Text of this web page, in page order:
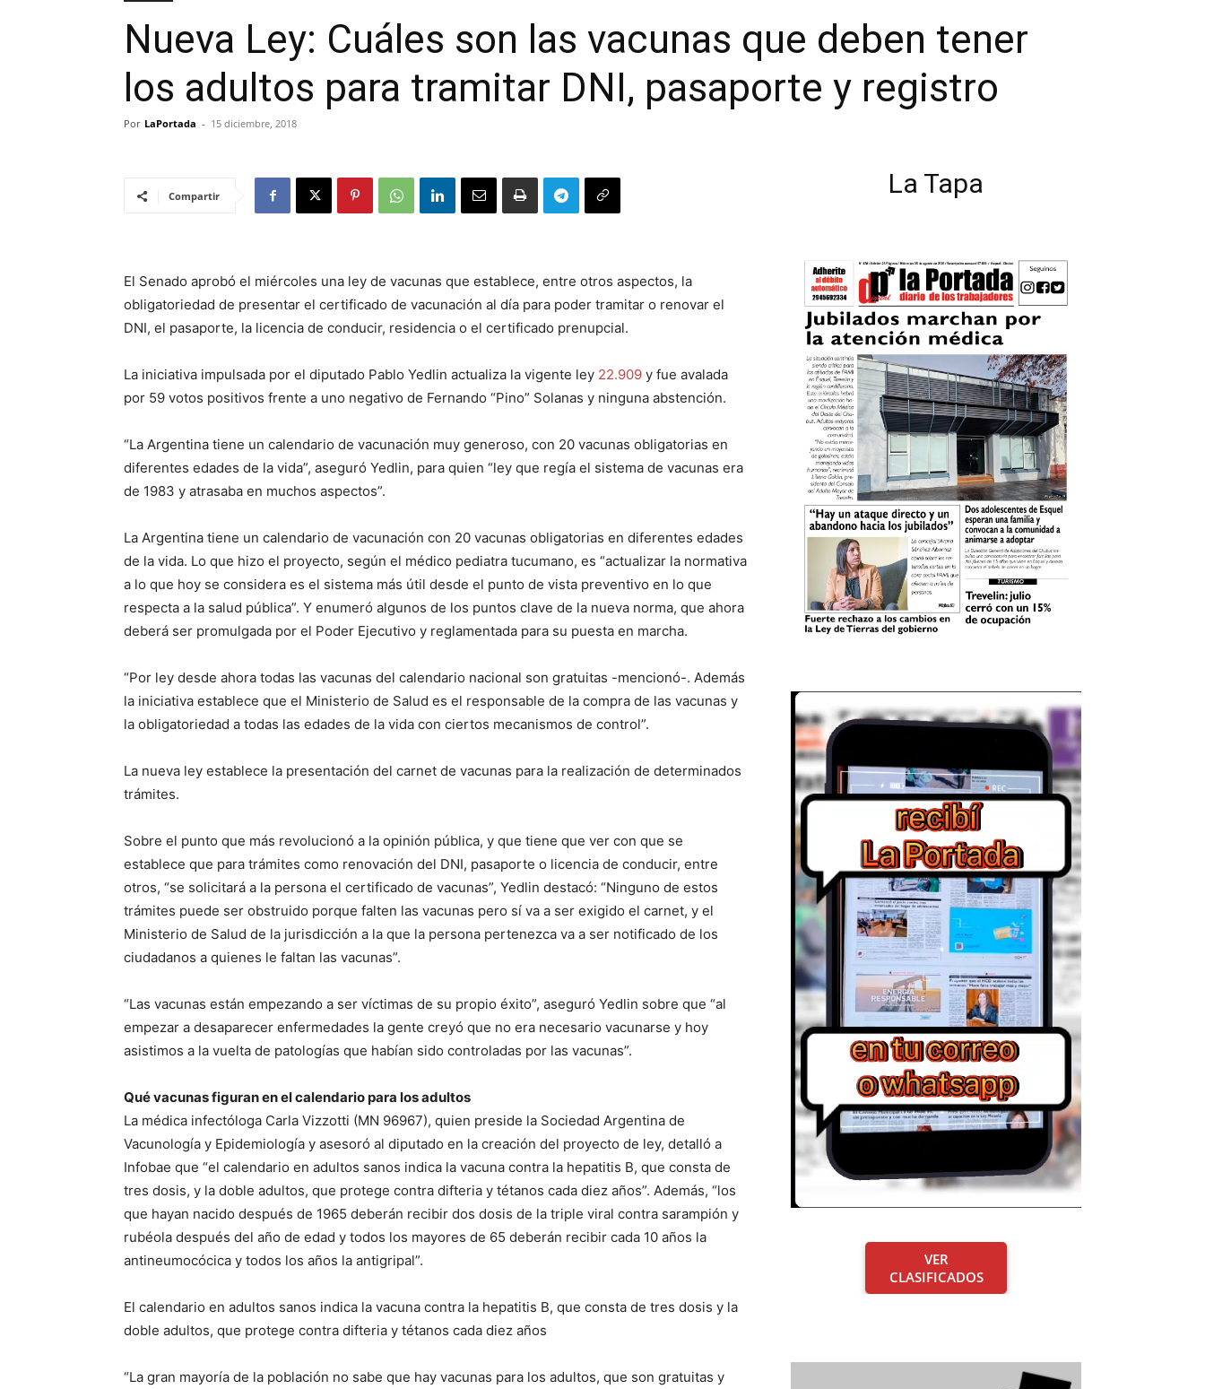
Nueva Ley: Cuáles son las vacunas que deben tener
los adultos para tramitar DNI, pasaporte y registro
Por LaPortada - 15 diciembre, 2018
Compartir
El Senado aprobó el miércoles una ley de vacunas que establece, entre otros aspectos, la
obligatoriedad de presentar el certificado de vacunación al día para poder tramitar o renovar el
DNI, el pasaporte, la licencia de conducir, residencia o el certificado prenupcial.
La iniciativa impulsada por el diputado Pablo Yedlin actualiza la vigente ley 22.909 y fue avalada
por 59 votos positivos frente a uno negativo de Fernando “Pino” Solanas y ninguna abstención.
“La Argentina tiene un calendario de vacunación muy generoso, con 20 vacunas obligatorias en
diferentes edades de la vida”, aseguró Yedlin, para quien “ley que regía el sistema de vacunas era
de 1983 y atrasaba en muchos aspectos”.
La Argentina tiene un calendario de vacunación con 20 vacunas obligatorias en diferentes edades
de la vida. Lo que hizo el proyecto, según el médico pediatra tucumano, es “actualizar la normativa
a lo que hoy se considera es el sistema más útil desde el punto de vista preventivo en lo que
respecta a la salud pública”. Y enumeró algunos de los puntos clave de la nueva norma, que ahora
deberá ser promulgada por el Poder Ejecutivo y reglamentada para su puesta en marcha.
“Por ley desde ahora todas las vacunas del calendario nacional son gratuitas -mencionó-. Además
la iniciativa establece que el Ministerio de Salud es el responsable de la compra de las vacunas y
la obligatoriedad a todas las edades de la vida con ciertos mecanismos de control”.
La nueva ley establece la presentación del carnet de vacunas para la realización de determinados
trámites.
Sobre el punto que más revolucionó a la opinión pública, y que tiene que ver con que se
establece que para trámites como renovación del DNI, pasaporte o licencia de conducir, entre
otros, “se solicitará a la persona el certificado de vacunas”, Yedlin destacó: “Ninguno de estos
trámites puede ser obstruido porque falten las vacunas pero sí va a ser exigido el carnet, y el
Ministerio de Salud de la jurisdicción a la que la persona pertenezca va a ser notificado de los
ciudadanos a quienes le faltan las vacunas”.
“Las vacunas están empezando a ser víctimas de su propio éxito”, aseguró Yedlin sobre que “al
empezar a desaparecer enfermedades la gente creyó que no era necesario vacunarse y hoy
asistimos a la vuelta de patologías que habían sido controladas por las vacunas”.
Qué vacunas figuran en el calendario para los adultos
La médica infectóloga Carla Vizzotti (MN 96967), quien preside la Sociedad Argentina de
Vacunología y Epidemiología y asesoró al diputado en la creación del proyecto de ley, detalló a
Infobae que “el calendario en adultos sanos indica la vacuna contra la hepatitis B, que consta de
tres dosis, y la doble adultos, que protege contra difteria y tétanos cada diez años”. Además, “los
que hayan nacido después de 1965 deberán recibir dos dosis de la triple viral contra sarampión y
rubéola después del año de edad y todos los mayores de 65 deberán recibir cada 10 años la
antineumocócica y todos los años la antigripal”.
El calendario en adultos sanos indica la vacuna contra la hepatitis B, que consta de tres dosis y la
doble adultos, que protege contra difteria y tétanos cada diez años
“La gran mayoría de la población no sabe que hay vacunas para los adultos, que son gratuitas y
La Tapa
VER
CLASIFICADOS